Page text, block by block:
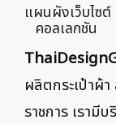
แผนผังเว็บไซต์
คอลเลกชัน
ผลิตกระเป๋าผ้
ราชการ เรามี